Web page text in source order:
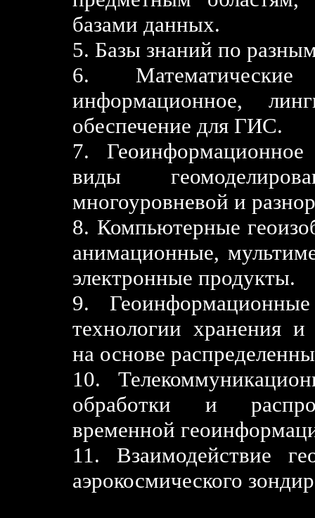
базами данных.
5. Базы знаний по
6. Математические
информационное,
обеспечение для ГИС.
7.
виды
многоуровневой и
8. Компьютерные
анимационные,
электронные продукты.
9.
технологии хранения и
на основе
10.
обработки и
временной
11. Взаимодействие
аэрокосмического